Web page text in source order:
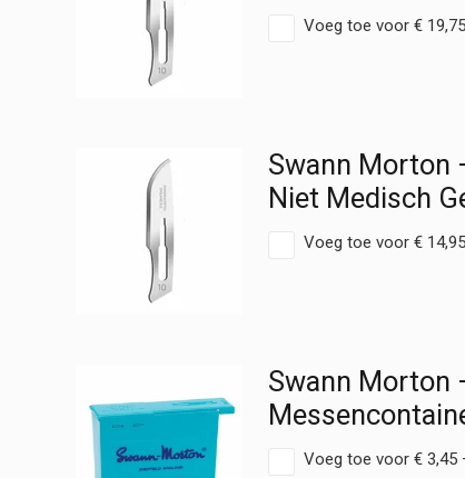
Voeg toe voor €19,75
Swann Morton
Niet Medisch
Voeg toe voor €14,95
Swann Morton
Voeg toe voor €3,45